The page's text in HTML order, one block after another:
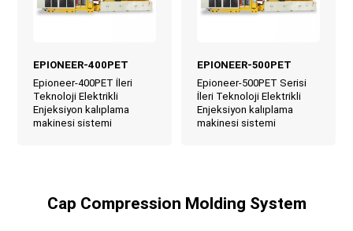
EPIONEER-400PET
Epioneer-400PET İleri
Teknoloji Elektrikli
Enjeksiyon kalıplama
makinesi sistemi
EPIONEER-500PET
Epioneer-500PET Serisi
İleri Teknoloji Elektrikli
Enjeksiyon kalıplama
makinesi sistemi
Cap Compression Molding System